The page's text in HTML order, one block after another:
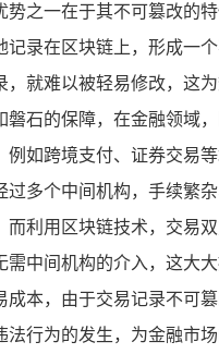
势之一在于其不可篡改的
记录在区块链上，形成一
，就难以被轻易修改，这
磐石的保障，在金融领域
例如跨境支付、证券交易
多个中间机构，手续繁杂
而利用区块链技术，交易
需中间机构的介入，这大
成本，由于交易记录不可
法行为的发生，为金融市